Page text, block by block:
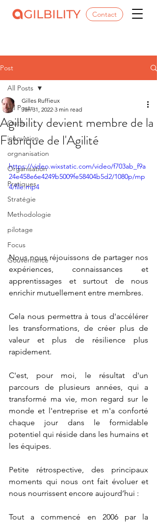
Contact
Post
All Posts
Outils
innovation
orgnanisation
Organisation
Pratiques
Stratégie
Methodologie
pilotage
Focus
Gouvernance
All Posts
Agilbility devient membre de la
Fabrique de l'Agilité
Gilles Ruffieux
Jan 31, 2022 3 min read
https://video.wixstatic.com/video/f703ab_f9a
24e458e6e4249b5009fe58404b5d2/1080p/mp
4/file.mp4
Nous nous réjouissons de partager nos
expériences, connaissances et
apprentissages et surtout de nous
enrichir mutuellement entre membres.
Cela nous permettra à tous d'accélérer
les transformations, de créer plus de
valeur et plus de résilience plus
rapidement.
C'est, pour moi, le résultat d'un
parcours de plusieurs années, qui a
transformé ma vie, mon regard sur le
monde et l'entreprise et m'a conforté
chaque jour dans le formidable
potentiel qui réside dans les humains et
les équipes.
Petite rétrospective, des principaux
moments qui nous ont fait évoluer et
nous nourrissent encore aujourd’hui :
Tout a commencé en 2006 par la